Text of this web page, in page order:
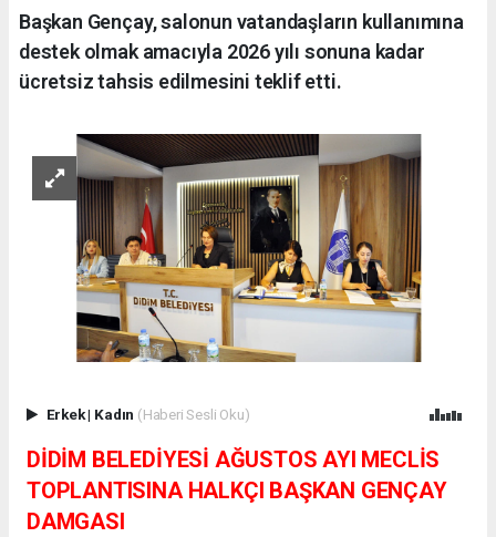
Başkan Gençay, salonun vatandaşların kullanımına
destek olmak amacıyla 2026 yılı sonuna kadar
ücretsiz tahsis edilmesini teklif etti.
Erkek| Kadın (Haberi Sesli Oku)
DİDİM BELEDİYESİ AĞUSTOS AYI MECLİS
TOPLANTISINA HALKÇI BAŞKAN GENÇAY
DAMGASI